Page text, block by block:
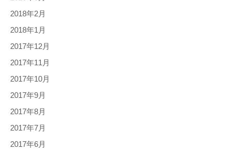
2018年2月
2018年1月
2017年12月
2017年11月
2017年10月
2017年9月
2017年8月
2017年7月
2017年6月